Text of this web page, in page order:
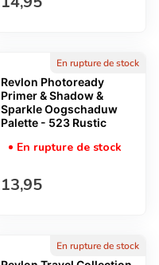
En rupture de stock
Revlon Photoready
Primer & Shadow &
Sparkle Oogschaduw
Palette - 523 Rustic
En rupture de stock
Prix normal
13,95
En rupture de stock